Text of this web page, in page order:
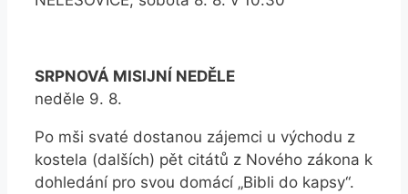
SRPNOVÁ MISIJNÍ NEDĚLE
neděle 9. 8.
Po mši svaté dostanou zájemci u východu z
kostela (dalších) pět citátů z Nového zákona k
dohledání pro svou domácí „Bibli do kapsy“.